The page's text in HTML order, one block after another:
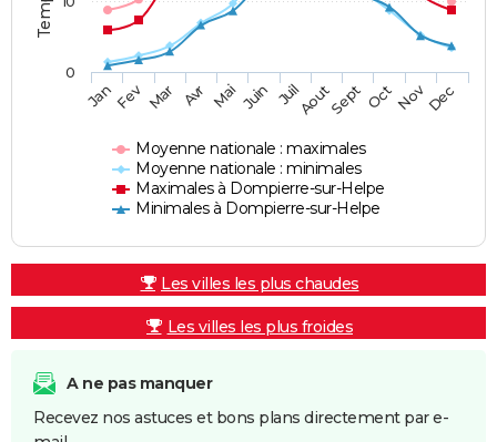
Moyenne nationale : maximales
Moyenne nationale : minimales
Maximales à Dompierre-sur-Helpe
Minimales à Dompierre-sur-Helpe
JanFev Mar Avr Mai Juin JuilAoutSept OctNovDec
0
Les villes les plus chaudes
Les villes les plus froides
A ne pas manquer
Recevez nos astuces et bons plans directement par e-